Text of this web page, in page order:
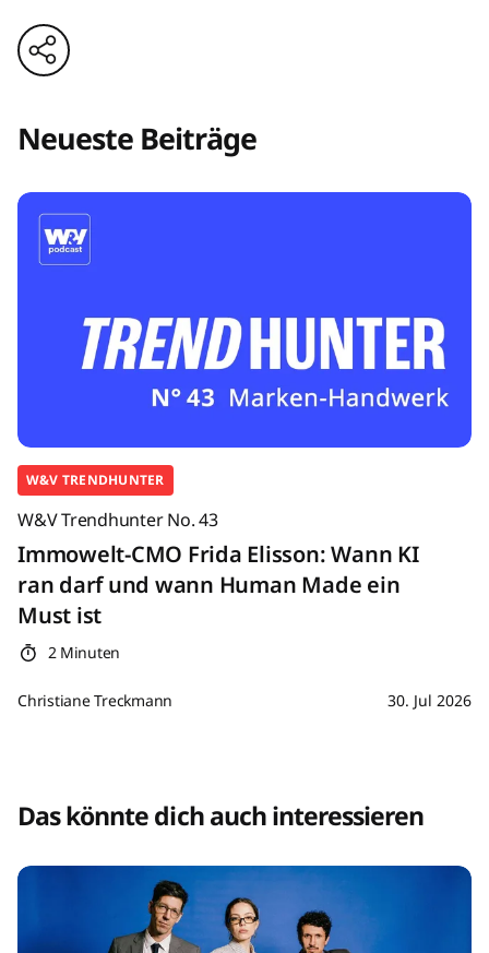
Neueste Beiträge
W&V TRENDHUNTER
W&V Trendhunter No. 43
Immowelt-CMO Frida Elisson: Wann KI
ran darf und wann Human Made ein
Must ist
2 Minuten
Christiane Treckmann 30. Jul 2026
Das könnte dich auch interessieren